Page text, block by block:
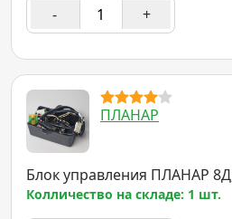
- +
ПЛАНАР
Блок управления ПЛАНАР
Колличество на складе: 1 шт.